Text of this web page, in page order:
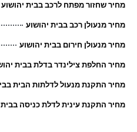
שחזור מפתח לרכב בבית יהושוע
מנעולן רכב בבית יהושוע
מנעולן חירום בבית יהושוע
החלפת צילינדר בדלת בבית יהושוע
התקנת מנעול לדלתות הבית בבית
התקנת עינית לדלת כניסה בבית